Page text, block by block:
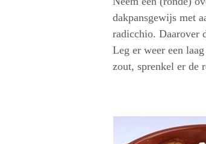
dakpansgewijs met
radicchio. Daarover
Leg er weer een
zout, sprenkel er de